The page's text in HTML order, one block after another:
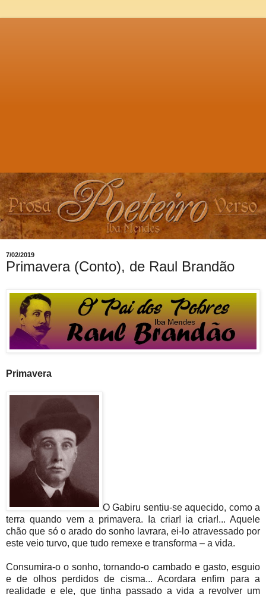
7/02/2019
Primavera (Conto), de Raul Brandão
Primavera
O Gabiru sentiu-se aquecido, como a
terra quando vem a primavera. Ia criar! ia criar!... Aquele
chão que só o arado do sonho lavrara, ei-lo atravessado por
este veio turvo, que tudo remexe e transforma – a vida.
Consumira-o o sonho, tornando-o cambado e gasto, esguio
e de olhos perdidos de cisma... Acordara enfim para a
realidade e ele, que tinha passado a vida a revolver um